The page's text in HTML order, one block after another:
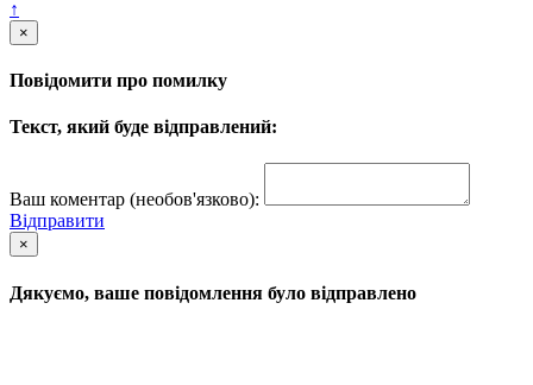
↑
×
Повідомити про помилку
Текст, який буде відправлений:
Ваш коментар (необов'язково):
Відправити
×
Дякуємо, ваше повідомлення було відправлено